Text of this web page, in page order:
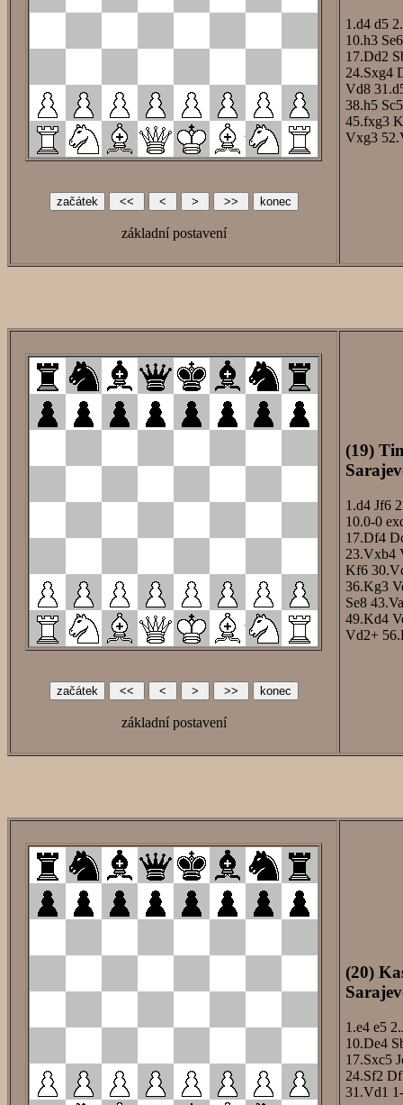
základní postavení
1.d4 d5
10.h3 Se6
17.Dd2
24.Sxg4
Vd8
38.h5 Sc5
45.fxg3
Vxg3
základní postavení
(19)
1.d4 Jf6
10.0-0
17.Df4
23.Vxb4
Kf6
36.Kg3
Se8
49.Kd4
Vd2+
(20)
1.e4 e5
10.De4
17.Sxc5
24.Sf2
31.Vd1